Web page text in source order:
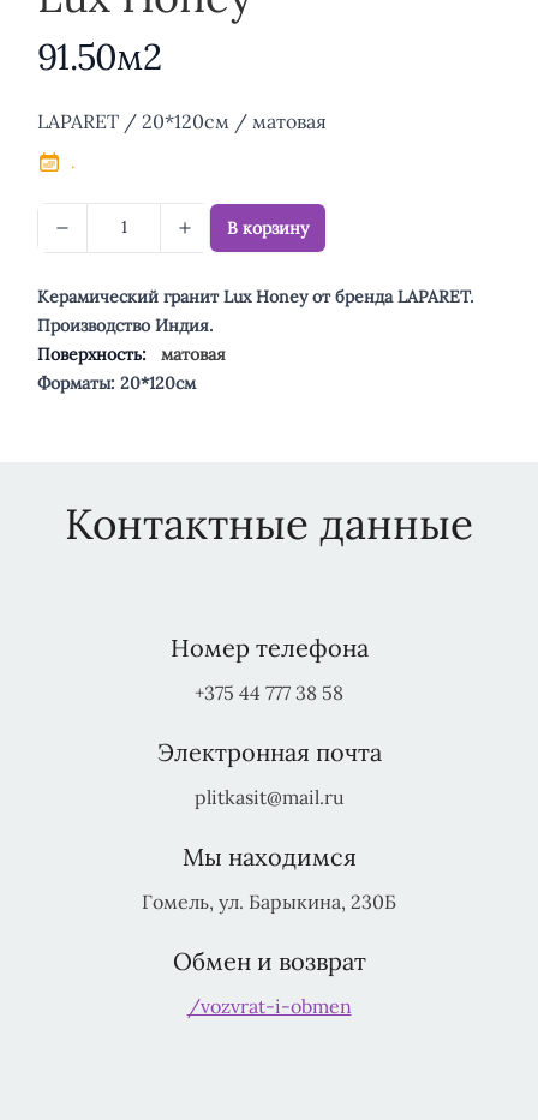
91.50м2
Описание
LAPARET / 20*120см / матовая
.
В корзину
Керамический гранит Lux Honey от бренда LAPARET.
Производство Индия.
Поверхность:
матовая
Форматы: 20*120см
Контактные данные
Номер телефона
+375 44 777 38 58
Электронная почта
plitkasit@mail.ru
Мы находимся
Гомель, ул. Барыкина, 230Б
Обмен и возврат
/vozvrat-i-obmen